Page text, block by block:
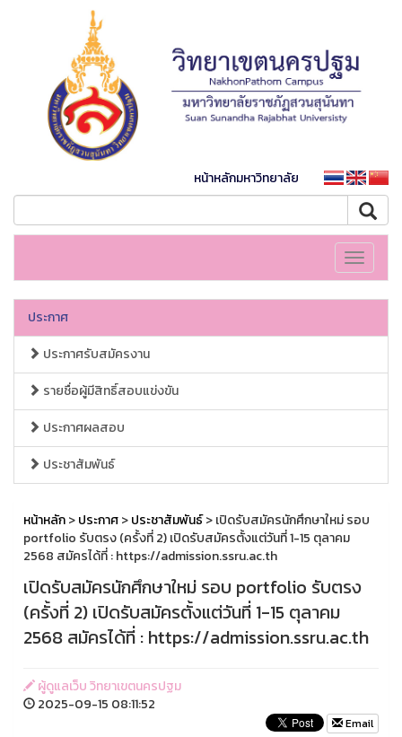
หน้าหลักมหาวิทยาลัย
Toggle
ประกาศ
ประกาศรับสมัครงาน
รายชื่อผู้มีสิทธิ์สอบแข่งขัน
ประกาศผลสอบ
ประชาสัมพันธ์
หน้าหลัก>ประกาศ>ประชาสัมพันธ์> เปิดรับสมัครนักศึกษาใหม่ รอบ
portfolio รับตรง (ครั้งที่ 2) เปิดรับสมัครตั้งแต่วันที่ 1-15 ตุลาคม
2568 สมัครได้ที่ : https://admission.ssru.ac.th
เปิดรับสมัครนักศึกษาใหม่ รอบ portfolio รับตรง
(ครั้งที่ 2) เปิดรับสมัครตั้งแต่วันที่ 1-15 ตุลาคม
2568 สมัครได้ที่ : https://admission.ssru.ac.th
ผู้ดูแลเว็บ วิทยาเขตนครปฐม
2025-09-15 08:11:52
Email